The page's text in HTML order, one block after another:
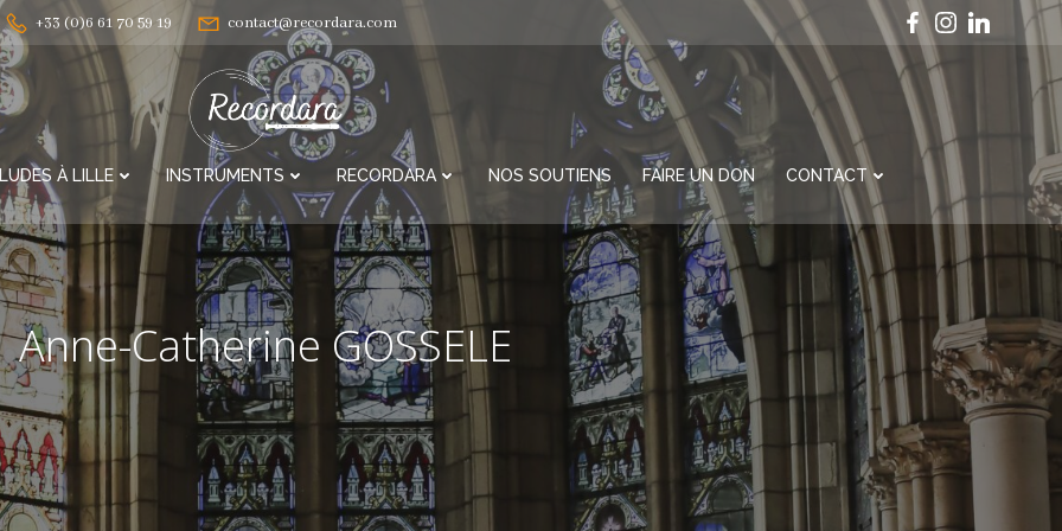
+33 (0)6 61 70 59 19 contact@recordara.com
À LILLE INSTRUMENTS RECORDARA NOS SOUTIENS FAIRE UN DON CONTACT
Anne-Catherine GOSSELE